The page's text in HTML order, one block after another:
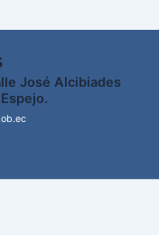
José Alcibiades